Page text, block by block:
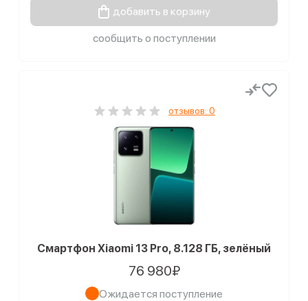
добавить в корзину
сообщить о поступлении
отзывов: 0
Смартфон Xiaomi 13 Pro, 8.128 ГБ, зелёный
76 980₽
Ожидается поступление